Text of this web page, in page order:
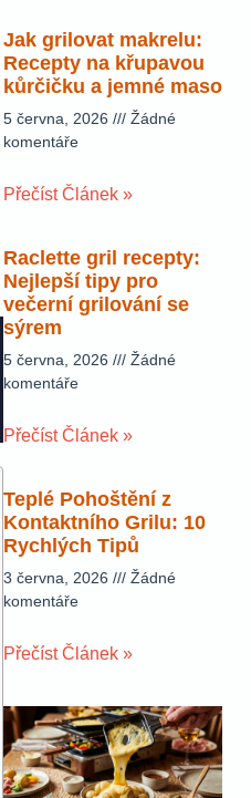
Jak grilovat makrelu:
Recepty na křupavou
kůrčičku a jemné maso
5 června, 2026
Žádné
komentáře
Přečíst Článek »
Raclette gril recepty:
Nejlepší tipy pro
večerní grilování se
sýrem
5 června, 2026
Žádné
komentáře
Přečíst Článek »
Teplé Pohoštění z
Kontaktního Grilu: 10
Rychlých Tipů
3 června, 2026
Žádné
komentáře
Přečíst Článek »